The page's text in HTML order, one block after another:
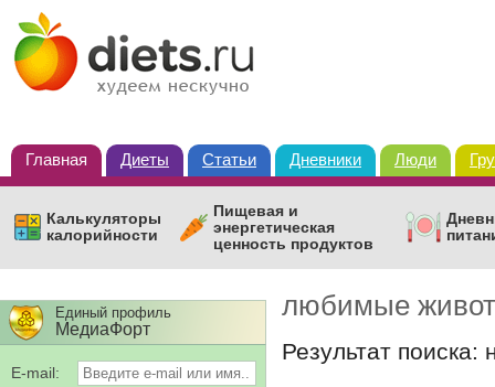
Главная Диеты Статьи Дневники Люди
Калькуляторы
калорийности
Пищевая и
энергетическая
ценность продуктов
любимые
Результат
Единый профиль
МедиаФорт
E-mail: